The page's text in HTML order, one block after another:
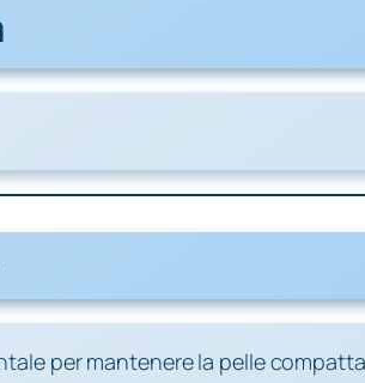
per mantenere la pelle